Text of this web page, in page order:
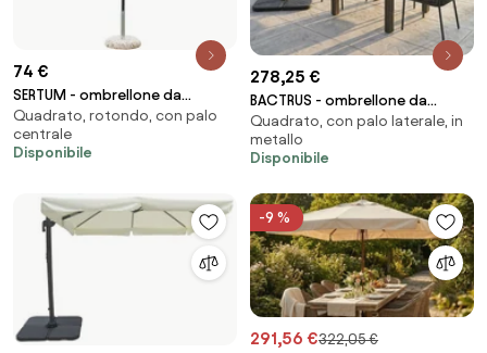
74 €
SERTUM - ombrellone da
giardino palo centrale 2 x 2
Quadrato, rotondo, con palo
centrale
Disponibile
278,25 €
BACTRUS - ombrellone da
giardino decentrato 3 x 3 m
Quadrato, con palo laterale, in
metallo
Disponibile
-9 %
291,56 €322,05 €